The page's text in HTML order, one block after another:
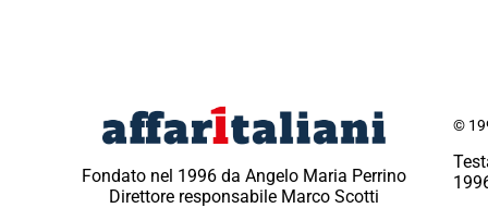
Fondato nel 1996 da Angelo Maria Perrino
Direttore responsabile Marco Scotti
©